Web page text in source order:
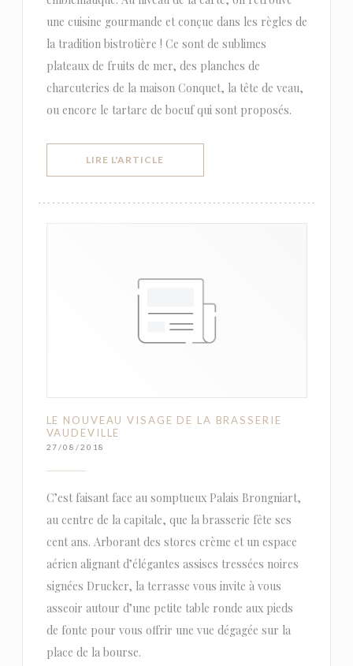
une cuisine gourmande et conçue dans les règles de
la tradition bistrotière ! Ce sont de sublimes
plateaux de fruits de mer, des planches de
charcuteries de la maison Conquet, la tête de veau,
ou encore le tartare de boeuf qui sont proposés.
LIRE L'ARTICLE
LE NOUVEAU VISAGE DE LA BRASSERIE
VAUDEVILLE
27/08/2018
C’est faisant face au somptueux Palais Brongniart,
au centre de la capitale, que la brasserie fête ses
cent ans. Arborant des stores crème et un espace
aérien alignant d’élégantes assises tressées noires
signées Drucker, la terrasse vous invite à vous
asseoir autour d’une petite table ronde aux pieds
de fonte pour vous offrir une vue dégagée sur la
place de la bourse.